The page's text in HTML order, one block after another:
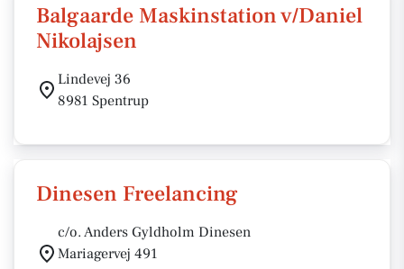
Balgaarde Maskinstation v/Daniel
Nikolajsen
Lindevej 36
8981 Spentrup
Dinesen Freelancing
c/o. Anders Gyldholm Dinesen
Mariagervej 491